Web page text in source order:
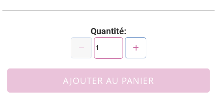
Quantité:
AJOUTER AU PANIER